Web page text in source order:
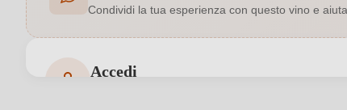
Contenuto di alcol
Indicazione geografica
Condividi la tua esperienza con questo vino e
Accedi